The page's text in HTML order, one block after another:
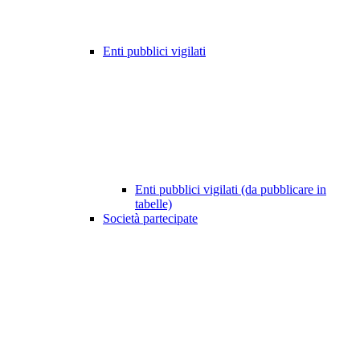
Enti pubblici vigilati
Enti pubblici vigilati (da pubblicare in
tabelle)
Società partecipate